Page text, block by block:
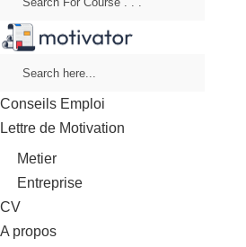
Conseils Emploi
Lettre de Motivation
Metier
Entreprise
CV
A propos